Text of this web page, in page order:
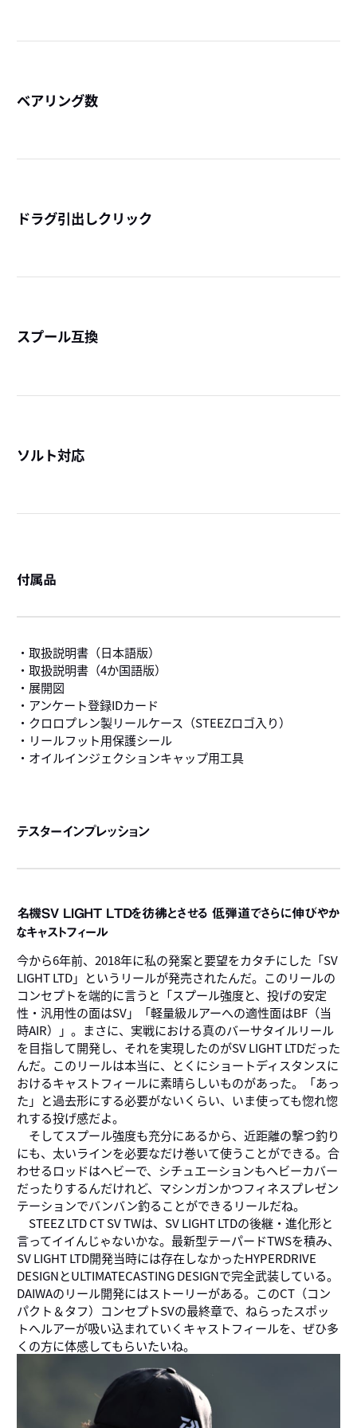
ベアリング数
ドラグ引出しクリック
スプール互換
ソルト対応
付属品
・取扱説明書（日本語版）
・取扱説明書（4か国語版）
・展開図
・アンケート登録IDカード
・クロロプレン製リールケース（STEEZロゴ入り）
・リールフット用保護シール
・オイルインジェクションキャップ用工具
テスターインプレッション
名機SV LIGHT LTDを彷彿とさせる 低弾道でさらに伸びやか
なキャストフィール
今から6年前、2018年に私の発案と要望をカタチにした「SV
LIGHT LTD」というリールが発売されたんだ。このリールの
コンセプトを端的に言うと「スプール強度と、投げの安定
性・汎用性の面はSV」「軽量級ルアーへの適性面はBF（当
時AIR）」。まさに、実戦における真のバーサタイルリール
を目指して開発し、それを実現したのがSV LIGHT LTDだった
んだ。このリールは本当に、とくにショートディスタンスに
おけるキャストフィールに素晴らしいものがあった。「あっ
た」と過去形にする必要がないくらい、いま使っても惚れ惚
れする投げ感だよ。
そしてスプール強度も充分にあるから、近距離の撃つ釣り
にも、太いラインを必要なだけ巻いて使うことができる。合
わせるロッドはヘビーで、シチュエーションもヘビーカバー
だったりするんだけれど、マシンガンかつフィネスプレゼン
テーションでバンバン釣ることができるリールだね。
STEEZ LTD CT SV TWは、SV LIGHT LTDの後継・進化形と
言ってイイんじゃないかな。最新型テーパードTWSを積み、
SV LIGHT LTD開発当時には存在しなかったHYPERDRIVE
DESIGNとULTIMATECASTING DESIGNで完全武装している。
DAIWAのリール開発にはストーリーがある。このCT（コン
パクト＆タフ）コンセプトSVの最終章で、ねらったスポッ
トへルアーが吸い込まれていくキャストフィールを、ぜひ多
くの方に体感してもらいたいね。